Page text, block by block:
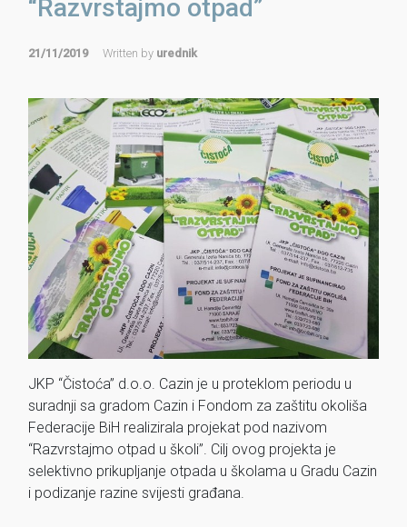
“Razvrstajmo otpad”
21/11/2019 Written by urednik
JKP “Čistoća” d.o.o. Cazin je u proteklom periodu u
suradnji sa gradom Cazin i Fondom za zaštitu okoliša
Federacije BiH realizirala projekat pod nazivom
“Razvrstajmo otpad u školi”. Cilj ovog projekta je
selektivno prikupljanje otpada u školama u Gradu Cazin
i podizanje razine svijesti građana.